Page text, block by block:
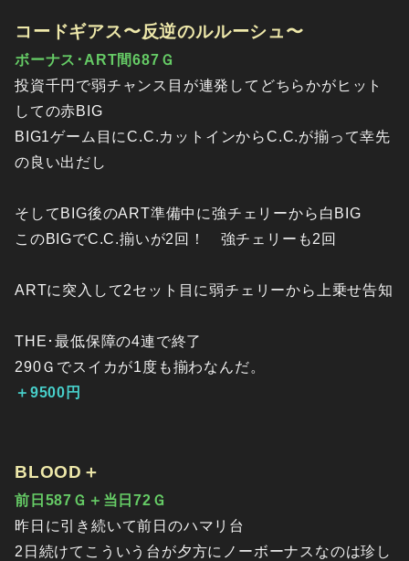
コードギアス〜反逆のルルーシュ〜
ボーナス･ART間687Ｇ
投資千円で弱チャンス目が連発してどちらかがヒット
しての赤BIG
BIG1ゲーム目にC.C.カットインからC.C.が揃って幸先
の良い出だし
そしてBIG後のART準備中に強チェリーから白BIG
このBIGでC.C.揃いが2回！ 強チェリーも2回
ARTに突入して2セット目に弱チェリーから上乗せ告知
THE･最低保障の4連で終了
290Ｇでスイカが1度も揃わなんだ。
＋9500円
BLOOD＋
前日587Ｇ＋当日72Ｇ
昨日に引き続いて前日のハマリ台
2日続けてこういう台が夕方にノーボーナスなのは珍し